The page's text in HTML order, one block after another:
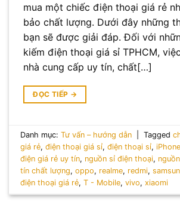
mua một chiếc điện thoại giá rẻ
bảo chất lượng. Dưới đây những
bạn sẽ được giải đáp. Đối với
kiếm điện thoại giá sỉ TPHCM,
nhà cung cấp uy tín, chất[…]
ĐỌC TIẾP →
Danh mục:Tư vấn – hướng dẫn Tagged
giá rẻ,điện thoại giá sỉ,điện thoại sỉ,iPhone
điện giá rẻ uy tín, nguồn sỉ điện thoại,
tín chất lượng,oppo, realme, redmi,
điện thoại giá rẻ,T - Mobile,vivo,xiaomi